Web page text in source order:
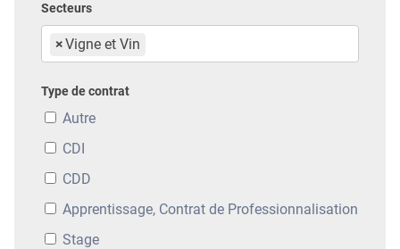
Secteurs
×Vigne et Vin
Type de contrat
Autre
CDI
CDD
Apprentissage, Contrat de Professionnalisation
Stage